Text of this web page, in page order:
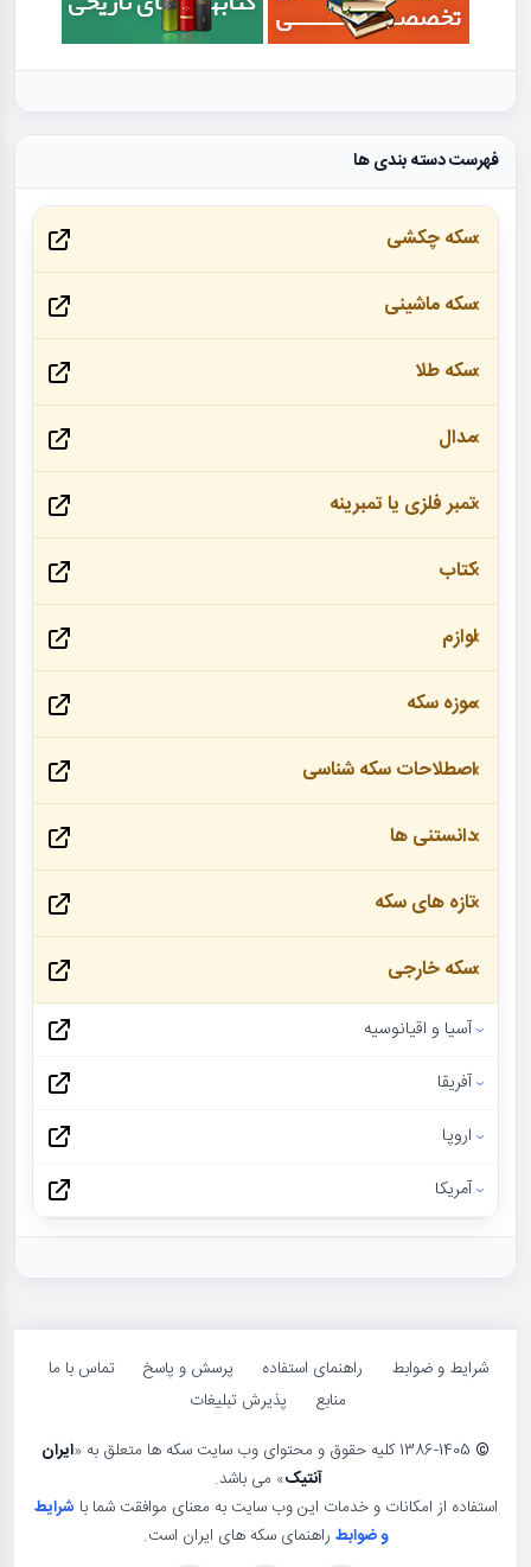
فهرست دسته بندی ها
سکه چکشی
سکه ماشینی
سکه طلا
مدال
تمبر فلزی یا تمبرینه
کتاب
لوازم
موزه سکه
اصطلاحات سکه شناسی
دانستنی ها
تازه های سکه
سکه خارجی
آسیا و اقیانوسیه
آفریقا
اروپا
آمریکا
شرایط و ضوابط راهنمای استفاده پرسش و پاسخ
تماس با ما
منابع
پذیرش تبلیغات
©
ایران
آنتیک» می باشد.
استفاده از امکانات و خدمات این وب سایت به معنای موافقت شما با شرایط
و ضوابط راهنمای سکه های ایران است.